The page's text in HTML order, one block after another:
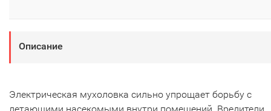
Описание
Электрическая мухоловка сильно упрощает борьбу с
летающими насекомыми внутри помещений. Вредители